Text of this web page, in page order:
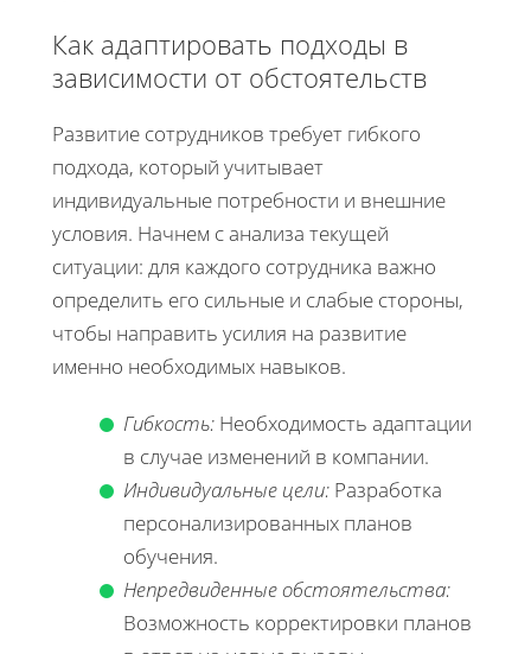
Как адаптировать подходы в
зависимости от обстоятельств
Развитие сотрудников требует гибкого
подхода, который учитывает
индивидуальные потребности и внешние
условия. Начнем с анализа текущей
ситуации: для каждого сотрудника важно
определить его сильные и слабые стороны,
чтобы направить усилия на развитие
именно необходимых навыков.
Гибкость: Необходимость адаптации
в случае изменений в компании.
Индивидуальные цели: Разработка
персонализированных планов
обучения.
Непредвиденные обстоятельства:
Возможность корректировки планов